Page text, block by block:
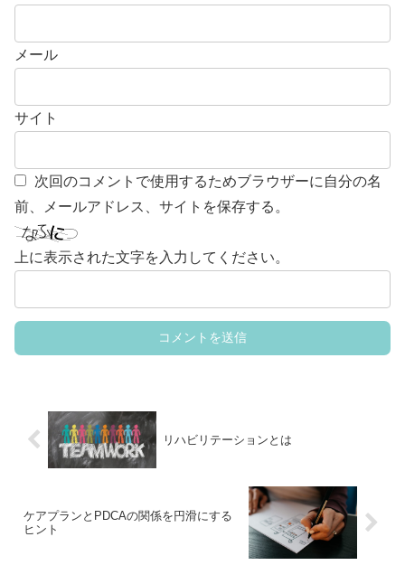
メール
サイト
次回のコメントで使用するためブラウザーに自分の名
前、メールアドレス、サイトを保存する。
上に表示された文字を入力してください。
リハビリテーションとは
ケアプランとPDCAの関係を円滑にする
ヒント